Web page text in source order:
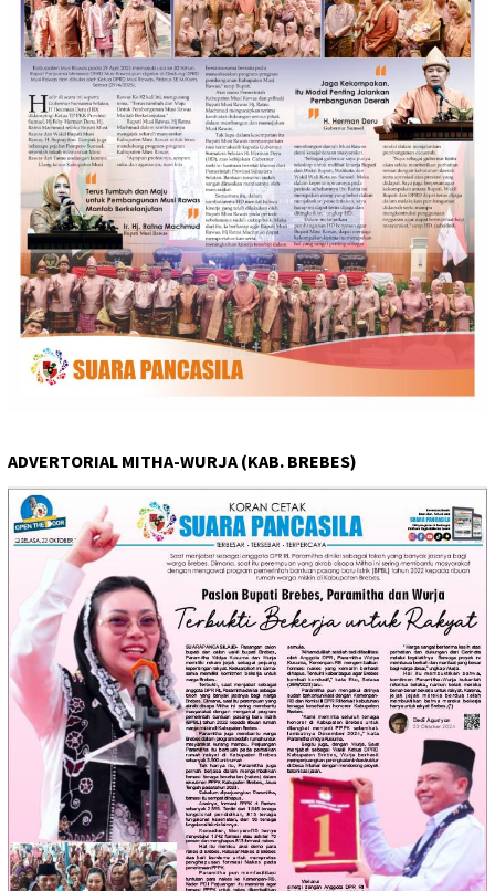
ADVERTORIAL MITHA-WURJA (KAB. BREBES)